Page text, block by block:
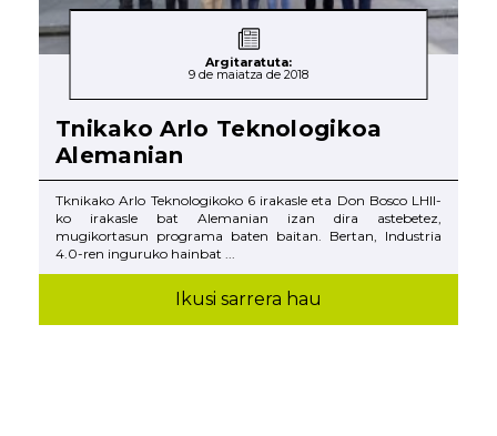
Argitaratuta:
9 de maiatza de 2018
Tnikako Arlo Teknologikoa
Alemanian
Tknikako Arlo Teknologikoko 6 irakasle eta Don Bosco LHII-
ko irakasle bat Alemanian izan dira astebetez,
mugikortasun programa baten baitan. Bertan, Industria
4.0-ren inguruko hainbat ...
Ikusi sarrera hau